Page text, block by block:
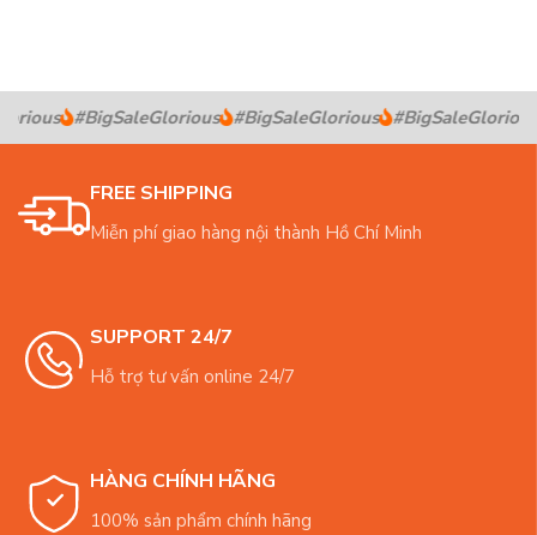
#BigSaleGlorious #BigSaleGlorious #BigSaleGlorious
FREE SHIPPING
Miễn phí giao hàng nội thành Hồ Chí Minh
SUPPORT 24/7
Hỗ trợ tư vấn online 24/7
HÀNG CHÍNH HÃNG
100% sản phẩm chính hãng